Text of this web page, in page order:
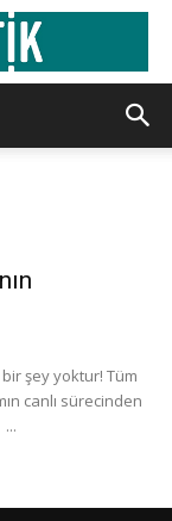
şey yoktur! Tüm
canlı sürecinden